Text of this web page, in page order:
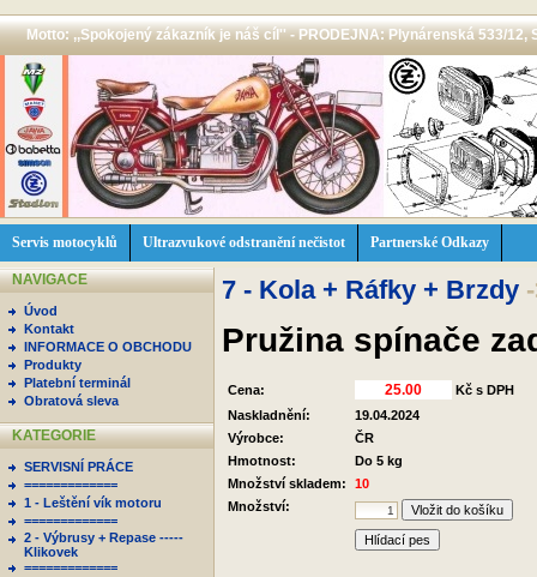
Motto: ,,Spokojený zákazník je náš cíl'' - PRODEJNA: Plynárenská 533/12,
Servis motocyklů Ultrazvukové odstranění nečistot Partnerské Odkazy
NAVIGACE
Úvod
Kontakt
INFORMACE O OBCHODU
Produkty
Platební terminál
Obratová sleva
KATEGORIE
SERVISNÍ PRÁCE
=============
1 - Leštění vík motoru
=============
2 - Výbrusy + Repase -----
Klikovek
=============
7 - Kola + Ráfky + Brzdy
Pružina spínače
Cena:
Kč s DPH
Naskladnění:
19.04.2024
Výrobce:
ČR
Hmotnost:
Do 5 kg
Množství skladem:
10
Množství:
Hlídací pes